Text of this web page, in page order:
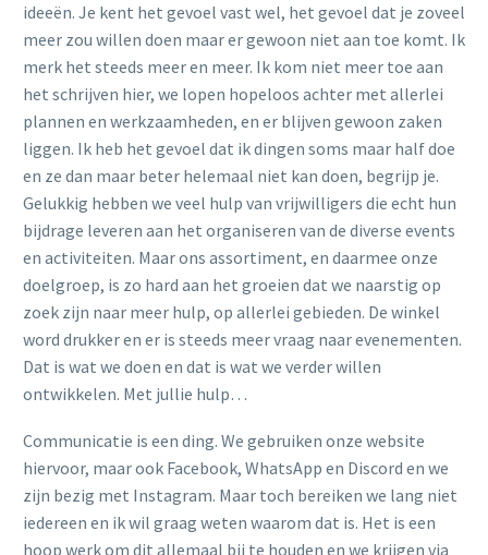
ideeën. Je kent het gevoel vast wel, het gevoel dat je zoveel
meer zou willen doen maar er gewoon niet aan toe komt. Ik
merk het steeds meer en meer. Ik kom niet meer toe aan
het schrijven hier, we lopen hopeloos achter met allerlei
plannen en werkzaamheden, en er blijven gewoon zaken
liggen. Ik heb het gevoel dat ik dingen soms maar half doe
en ze dan maar beter helemaal niet kan doen, begrijp je.
Gelukkig hebben we veel hulp van vrijwilligers die echt hun
bijdrage leveren aan het organiseren van de diverse events
en activiteiten. Maar ons assortiment, en daarmee onze
doelgroep, is zo hard aan het groeien dat we naarstig op
zoek zijn naar meer hulp, op allerlei gebieden. De winkel
word drukker en er is steeds meer vraag naar evenementen.
Dat is wat we doen en dat is wat we verder willen
ontwikkelen. Met jullie hulp…
Communicatie is een ding. We gebruiken onze website
hiervoor, maar ook Facebook, WhatsApp en Discord en we
zijn bezig met Instagram. Maar toch bereiken we lang niet
iedereen en ik wil graag weten waarom dat is. Het is een
hoop werk om dit allemaal bij te houden en we krijgen via